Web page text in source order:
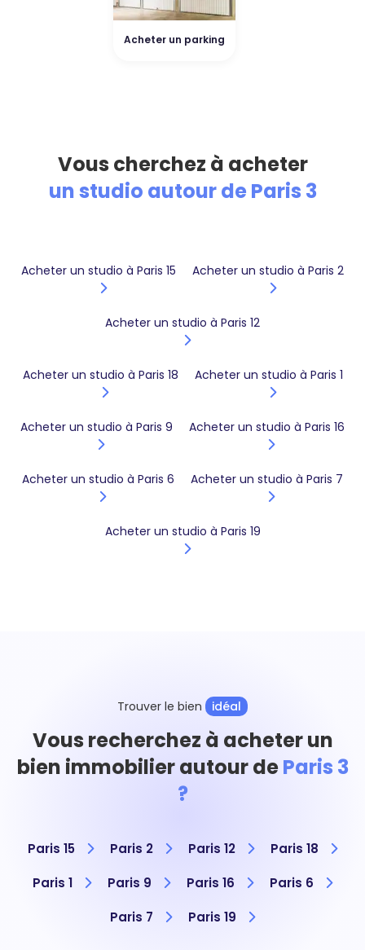
Acheter un parking
Vous cherchez à acheter
un studio autour de Paris 3
Acheter un studio à Paris 15 Acheter un studio à Paris 2
Acheter un studio à Paris 12
Acheter un studio à Paris 18 Acheter un studio à Paris 1
Acheter un studio à Paris 9 Acheter un studio à Paris 16
Acheter un studio à Paris 6 Acheter un studio à Paris 7
Acheter un studio à Paris 19
Trouver le bien idéal
Vous recherchez à acheter un
bien immobilier autour deParis 3
?
Paris 15 Paris 2 Paris 12
Paris 18
Paris 1
Paris 9 Paris 16
Paris 6
Paris 7
Paris 19